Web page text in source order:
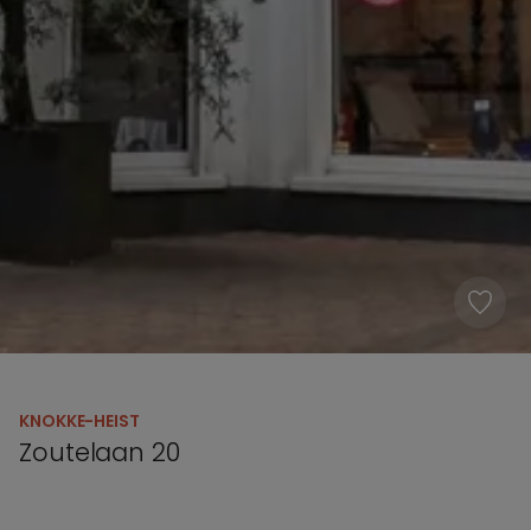
KNOKKE-HEIST
Zoutelaan 20